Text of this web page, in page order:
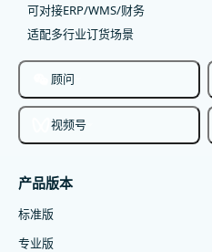
可对接ERP/WMS/财务
适配多行业订货场景
顾问
视频号
产品版本
标准版
专业版